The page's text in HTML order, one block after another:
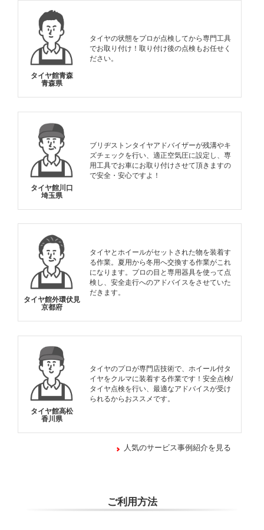
タイヤ館青森
青森県
タイヤの状態をプロが点検してから専門工具
でお取り付け！取り付け後の点検もお任せく
ださい。
タイヤ館川口
埼玉県
ブリヂストンタイヤアドバイザーが残溝やキ
ズチェックを行い、適正空気圧に設定し、専
用工具でお車にお取り付けさせて頂きますの
で安全・安心ですよ！
タイヤ館外環伏見
京都府
タイヤとホイールがセットされた物を装着す
る作業。夏用から冬用へ交換する作業がこれ
になります。プロの目と専用器具を使って点
検し、安全走行へのアドバイスをさせていた
だきます。
タイヤ館高松
香川県
タイヤのプロが専門店技術で、ホイール付タ
イヤをクルマに装着する作業です！安全点検/
タイヤ点検を行い、最適なアドバイスが受け
られるからおススメです。
人気のサービス事例紹介を見る
ご利用方法